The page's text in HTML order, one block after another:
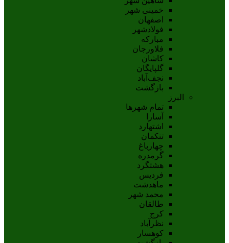
خمینی شهر
اصفهان
فولادشهر
مبارکه
فلاورجان
کاشان
گلپايگان
نجف‌آباد
بازگشت
البرز
تمام شهر‌ها
آسارا
اشتهارد
تنکمان
چهارباغ
گرمدره
هشتگرد
فردیس
ماهدشت
محمد شهر
طالقان
کرج
نظرآباد
کوهسار